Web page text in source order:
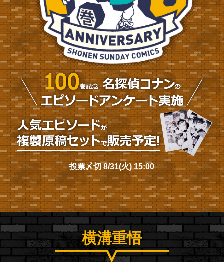
投票〆切 8/31(火) 15:00
横溝重悟